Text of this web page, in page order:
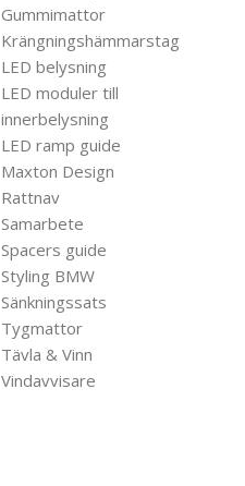
Gummimattor
Krängningshämmarstag
LED belysning
LED moduler till
innerbelysning
LED ramp guide
Maxton Design
Rattnav
Samarbete
Spacers guide
Styling BMW
Sänkningssats
Tygmattor
Tävla & Vinn
Vindavvisare